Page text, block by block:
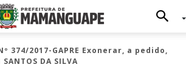
374/2017-GAPRE Exonerar, a pedido,
SANTOS DA SILVA